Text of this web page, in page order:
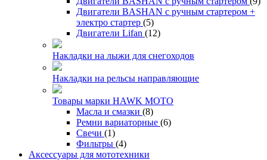
Двигатели BASHAN с ручным стартером +
электро стартер (5)
Двигатели Lifan (12)
Накладки на лыжи для снегоходов
Накладки на рельсы направляющие
Товары марки HAWK MOTO
Масла и смазки (8)
Ремни вариаторные (6)
Свечи (1)
Фильтры (4)
Аксессуары для мототехники